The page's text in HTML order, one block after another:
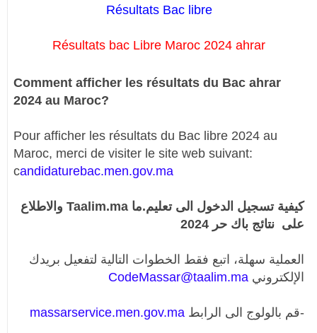
Résultats Bac libre
Résultats bac Libre Maroc 2024 ahrar
Comment afficher les résultats du Bac ahrar
2024 au Maroc?
Pour afficher les résultats du Bac libre 2024 au
Maroc, merci de visiter le site web suivant:
candidaturebac.men.gov.ma
كيفية تسجيل الدخول الى تعليم.ما Taalim.ma والاطلاع
على نتائج باك حر 2024
العملية سهلة، اتبع فقط الخطوات التالية لتفعيل بريدك
الإلكتروني CodeMassar@taalim.ma
-قم بالولوج الى الرابط massarservice.men.gov.ma